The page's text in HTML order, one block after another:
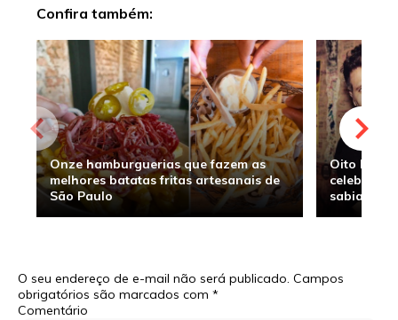
Confira também:
Onze hamburguerias que fazem as
melhores batatas fritas artesanais de
São Paulo
Oito
sabia
O seu endereço de e-mail não será publicado. Campos
obrigatórios são marcados com *
Comentário